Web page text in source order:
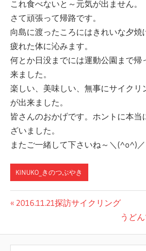
これ食べないと～元気が出ません。
さて頑張って帰路です。
向島に渡ったころにはきれいな夕焼
疲れた体に沁みます。
何とか日没までには運動公園まで帰
来ました。
楽しい、美味しい、無事にサイクリ
が出来ました。
皆さんのおかげです。ホントに本当
ざいました。
またご一緒して下さいね～＼(^o^)／
KINUKO_きのつぶやき
投
ナ
前
稿:
2016.11.21探訪サイクリング
次
投
うど